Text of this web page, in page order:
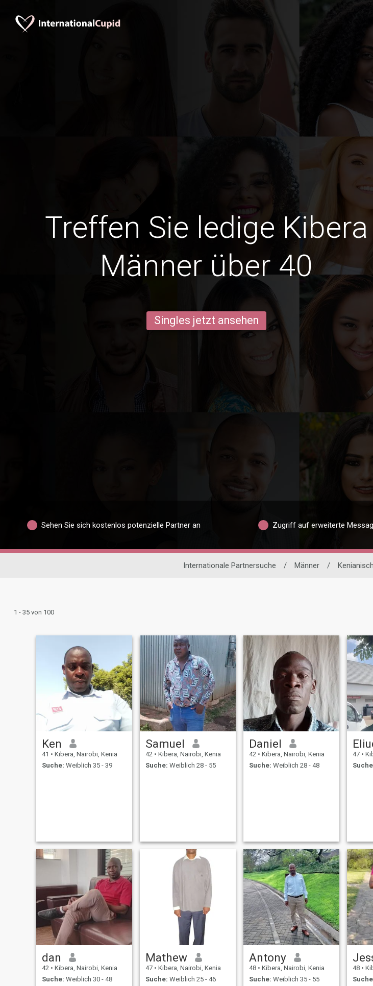
Treffen Sie ledige Kibera
Männer über 40
Singles jetzt ansehen
Sehen Sie sich kostenlos potenzielle Partner an Zugriff auf erweiterte
Internationale Partnersuche / Männer /
1 - 35 von 100
Ken
41 • Kibera, Nairobi, Kenia
Suche: Weiblich 35 - 39
Samuel
42 • Kibera, Nairobi, Kenia
Suche: Weiblich 28 - 55
Daniel
42 • Kibera, Nairobi, Kenia
Suche: Weiblich 28 - 48
47 •
dan
42 • Kibera, Nairobi, Kenia
Suche: Weiblich 30 - 48
Mathew
47 • Kibera, Nairobi, Kenia
Suche: Weiblich 25 - 46
Antony
48 • Kibera, Nairobi, Kenia
Suche: Weiblich 35 - 55
48 •